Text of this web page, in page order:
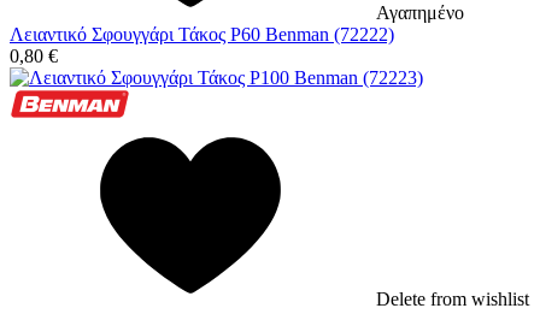
Αγαπημένο
Λειαντικό Σφουγγάρι Τάκος P60 Benman (72222)
0,80 €
Delete from wishlist